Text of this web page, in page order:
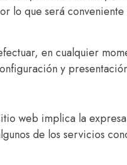
lo que será
en cualquier
y
web implica la
de los servicios